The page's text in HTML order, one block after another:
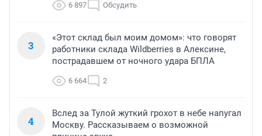
6 897 Обсудить
3
«Этот склад был моим домом»: что говорят
работники склада Wildberries в Алексине,
пострадавшем от ночного удара БПЛА
6 664 2
4
Вслед за Тулой жуткий грохот в небе напугал
Москву. Рассказываем о возможной